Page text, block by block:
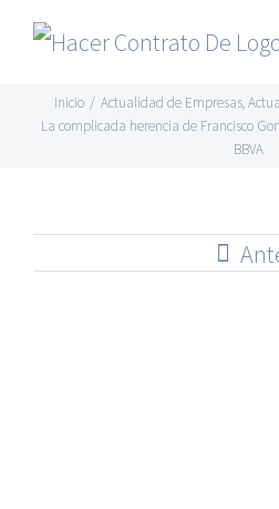
Skip
content
Inicio / Actualidad de Empresas,
La complicada herencia de Francisco
BBVA